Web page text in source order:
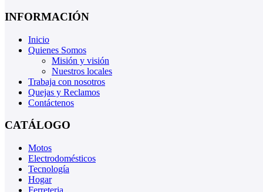
INFORMACIÓN
Inicio
Quienes Somos
Misión y visión
Nuestros locales
Trabaja con nosotros
Quejas y Reclamos
Contáctenos
CATÁLOGO
Motos
Electrodomésticos
Tecnología
Hogar